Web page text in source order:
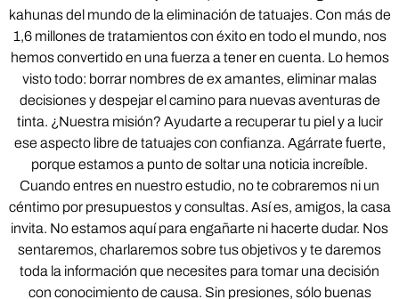
kahunas del mundo de la eliminación de tatuajes. Con más de
1,6 millones de tratamientos con éxito en todo el mundo, nos
hemos convertido en una fuerza a tener en cuenta. Lo hemos
visto todo: borrar nombres de ex amantes, eliminar malas
decisiones y despejar el camino para nuevas aventuras de
tinta. ¿Nuestra misión? Ayudarte a recuperar tu piel y a lucir
ese aspecto libre de tatuajes con confianza. Agárrate fuerte,
porque estamos a punto de soltar una noticia increíble.
Cuando entres en nuestro estudio, no te cobraremos ni un
céntimo por presupuestos y consultas. Así es, amigos, la casa
invita. No estamos aquí para engañarte ni hacerte dudar. Nos
sentaremos, charlaremos sobre tus objetivos y te daremos
toda la información que necesites para tomar una decisión
con conocimiento de causa. Sin presiones, sólo buenas